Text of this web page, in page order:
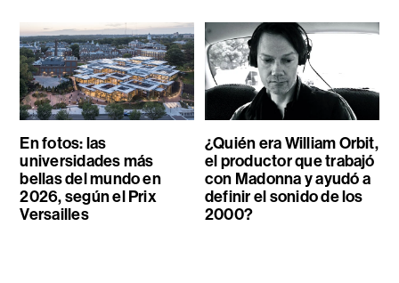
En fotos: las
universidades más
bellas del mundo en
2026, según el Prix
Versailles
¿Quién era William Orbit,
el productor que trabajó
con Madonna y ayudó a
definir el sonido de los
2000?